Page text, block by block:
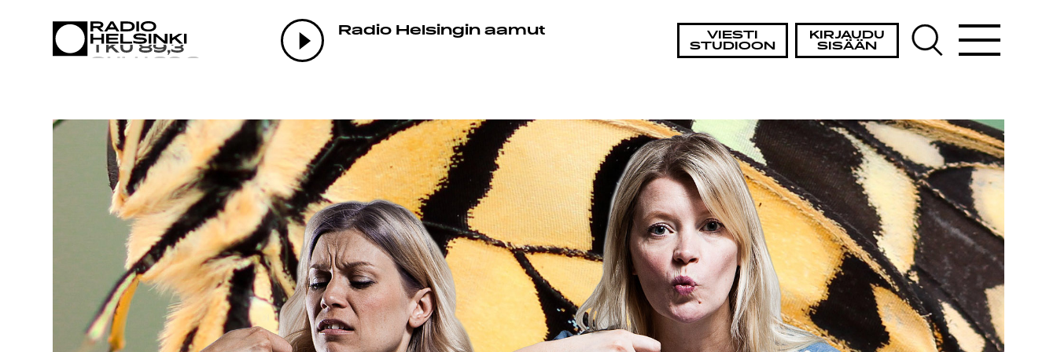
VIESTI
STUDIOON
KIRJAUDU
SISÄÄN
Radio Helsingin aamut
AJANKOHTAISTA
OHJELMAT
TEKIJÄT
ON-DEMAND
PODCAST
MAINOSTA